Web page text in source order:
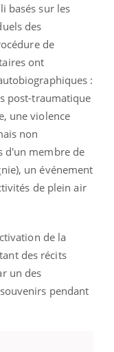
basés sur les
des
de
ont
:
post-traumatique
une violence
non
d'un membre de
un événement
de plein air
de la
des récits
un des
pendant